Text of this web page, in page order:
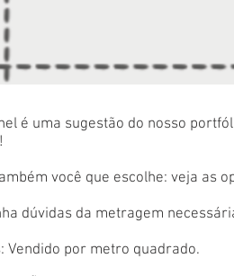
é uma sugestão do nosso
você que escolhe: veja as
dúvidas da metragem
Vendido por metro quadrado.